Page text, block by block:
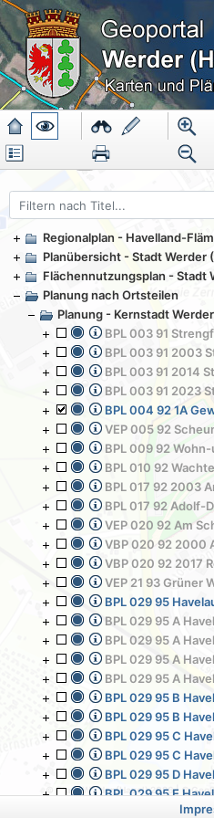
Themen
Regionalplan - Havelland-
Planübersicht - Stadt Werder
Flächennutzungsplan - Stadt
Planung nach Ortsteilen
Planung - Kernstadt Werder
BPL 003 91
BPL 003 91 2003
BPL 003 91 2014
BPL 003 91 2023
BPL 004 92 1A
VEP 005 92
BPL 009 92
BPL 010 92
BPL 017 92 2003
BPL 017 92 Adolf-
VEP 020 92 Am
VBP 020 92 2000
VBP 020 92 2017
VEP 21 93 Grüner
BPL 029 95
BPL 029 95 A
BPL 029 95 A
BPL 029 95 A
BPL 029 95 A
BPL 029 95 B
BPL 029 95 B
BPL 029 95 C
BPL 029 95 C
BPL 029 95 D
BPL 029 95 E
BPL 029 95 F
© Stadt Werder (Havel) 2026 | ©